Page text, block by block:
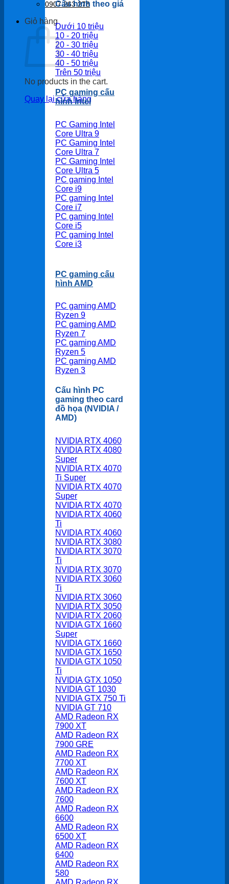
0907 263 278
Giỏ hàng
No products in the cart.
Quay lại cửa hàng
Cấu hình theo giá
Dưới 10 triệu
10 - 20 triệu
20 - 30 triệu
30 - 40 triệu
40 - 50 triệu
Trên 50 triệu
PC gaming cấu
hình Intel
PC Gaming Intel
Core Ultra 9
PC Gaming Intel
Core Ultra 7
PC Gaming Intel
Core Ultra 5
PC gaming Intel
Core i9
PC gaming Intel
Core i7
PC gaming Intel
Core i5
PC gaming Intel
Core i3
PC gaming cấu
hình AMD
PC gaming AMD
Ryzen 9
PC gaming AMD
Ryzen 7
PC gaming AMD
Ryzen 5
PC gaming AMD
Ryzen 3
Cấu hình PC
gaming theo card
đồ họa (NVIDIA /
AMD)
NVIDIA RTX 4060
NVIDIA RTX 4080
Super
NVIDIA RTX 4070
Ti Super
NVIDIA RTX 4070
Super
NVIDIA RTX 4070
NVIDIA RTX 4060
Ti
NVIDIA RTX 4060
NVIDIA RTX 3080
NVIDIA RTX 3070
Ti
NVIDIA RTX 3070
NVIDIA RTX 3060
Ti
NVIDIA RTX 3060
NVIDIA RTX 3050
NVIDIA RTX 2060
NVIDIA GTX 1660
Super
NVIDIA GTX 1660
NVIDIA GTX 1650
NVIDIA GTX 1050
Ti
NVIDIA GTX 1050
NVIDIA GT 1030
NVIDIA GTX 750 Ti
NVIDIA GT 710
AMD Radeon RX
7900 XT
AMD Radeon RX
7900 GRE
AMD Radeon RX
7700 XT
AMD Radeon RX
7600 XT
AMD Radeon RX
7600
AMD Radeon RX
6600
AMD Radeon RX
6500 XT
AMD Radeon RX
6400
AMD Radeon RX
580
AMD Radeon RX